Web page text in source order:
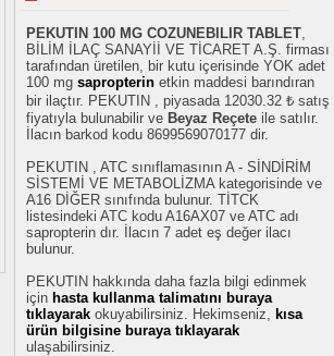
PEKUTIN 100 MG COZUNEBILIR TABLET,
BİLİM İLAÇ SANAYİİ VE TİCARET A.Ş. firması
tarafından üretilen, bir kutu içerisinde YOK adet
100 mg sapropterin etkin maddesi barındıran
bir ilaçtır. PEKUTIN , piyasada 12030.32 ₺ satış
fiyatıyla bulunabilir ve Beyaz Reçete ile satılır.
İlacın barkod kodu 8699569070177 dir.
PEKUTIN , ATC sınıflamasının A - SİNDİRİM
SİSTEMİ VE METABOLİZMA kategorisinde ve
A16 DİĞER sınıfında bulunur. TİTCK
listesindeki ATC kodu A16AX07 ve ATC adı
sapropterin dır. İlacın 7 adet eş değer ilacı
bulunur.
PEKUTIN hakkında daha fazla bilgi edinmek
için hasta kullanma talimatını buraya
tıklayarak okuyabilirsiniz. Hekimseniz, kısa
ürün bilgisine buraya tıklayarak
ulaşabilirsiniz.